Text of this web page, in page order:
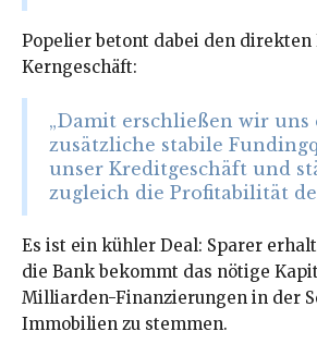
Popelier betont dabei den direkten
Kerngeschäft:
„Damit erschließen wir uns
zusätzliche stabile
unser Kreditgeschäft und
zugleich die Profitabilität
Es ist ein kühler Deal: Sparer
die Bank bekommt das nötige
Milliarden-Finanzierungen in der
Immobilien zu stemmen.